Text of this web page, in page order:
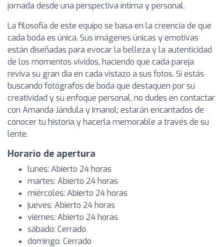
jornada desde una perspectiva íntima y personal.
La filosofía de este equipo se basa en la creencia de que
cada boda es única. Sus imágenes únicas y emotivas
están diseñadas para evocar la belleza y la autenticidad
de los momentos vividos, haciendo que cada pareja
reviva su gran día en cada vistazo a sus fotos. Si estás
buscando fotógrafos de boda que destaquen por su
creatividad y su enfoque personal, no dudes en contactar
con Amanda Jándula y Imanol; estarán encantados de
conocer tu historia y hacerla memorable a través de su
lente.
Horario de apertura
lunes: Abierto 24 horas
martes: Abierto 24 horas
miércoles: Abierto 24 horas
jueves: Abierto 24 horas
viernes: Abierto 24 horas
sábado: Cerrado
domingo: Cerrado